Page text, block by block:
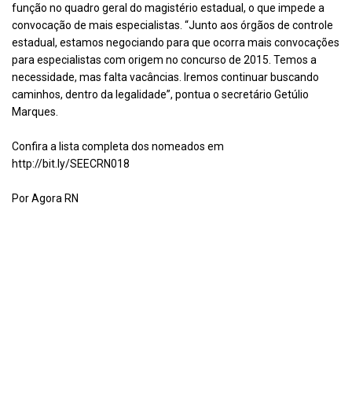
função no quadro geral do magistério estadual, o que impede a
convocação de mais especialistas. “Junto aos órgãos de controle
estadual, estamos negociando para que ocorra mais convocações
para especialistas com origem no concurso de 2015. Temos a
necessidade, mas falta vacâncias. Iremos continuar buscando
caminhos, dentro da legalidade”, pontua o secretário Getúlio
Marques.
Confira a lista completa dos nomeados em
http://bit.ly/SEECRN018
Por Agora RN